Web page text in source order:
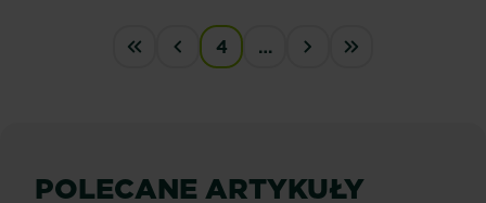
PAGINATION 4
…
POLECANE ARTYKUŁY